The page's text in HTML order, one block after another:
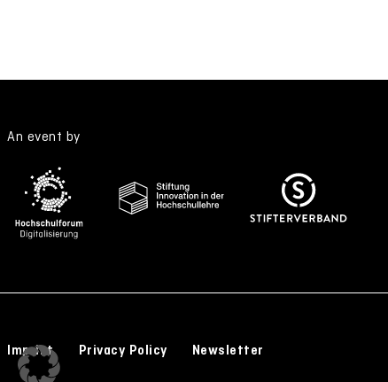
An event by
Imprint Privacy Policy Newsletter